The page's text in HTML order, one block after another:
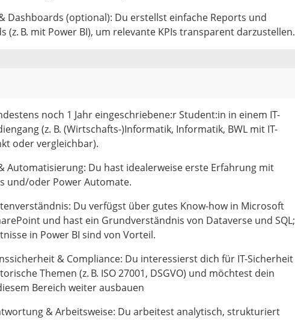
Dashboards (optional): Du erstellst einfache Reports und
(z. B. mit Power BI), um relevante KPIs transparent darzustellen.
noch 1 Jahr eingeschriebene:r Student:in in einem IT-
(z. B. (Wirtschafts-)Informatik, Informatik, BWL mit IT-
oder vergleichbar).
Automatisierung: Du hast idealerweise erste Erfahrung mit
und/oder Power Automate.
Du verfügst über gutes Know-how in Microsoft
und hast ein Grundverständnis von Dataverse und SQL;
in Power BI sind von Vorteil.
& Compliance: Du interessierst dich für IT-Sicherheit
Themen (z. B. ISO 27001, DSGVO) und möchtest dein
Bereich weiter ausbauen
& Arbeitsweise: Du arbeitest analytisch, strukturiert